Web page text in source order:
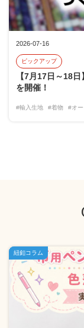
2026-07-16
ピックアップ
【7月17日～18
を開催！
#輸入生地 #着物 #オ
紐釦コラム